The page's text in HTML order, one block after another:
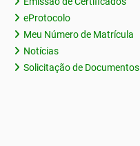
eProtocolo
Meu Número de Matrícula
Notícias
Solicitação de Documentos